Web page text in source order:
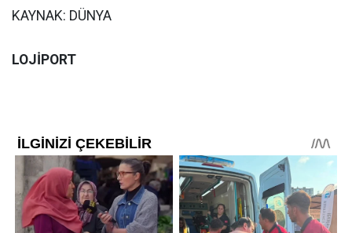
KAYNAK: DÜNYA
LOJİPORT